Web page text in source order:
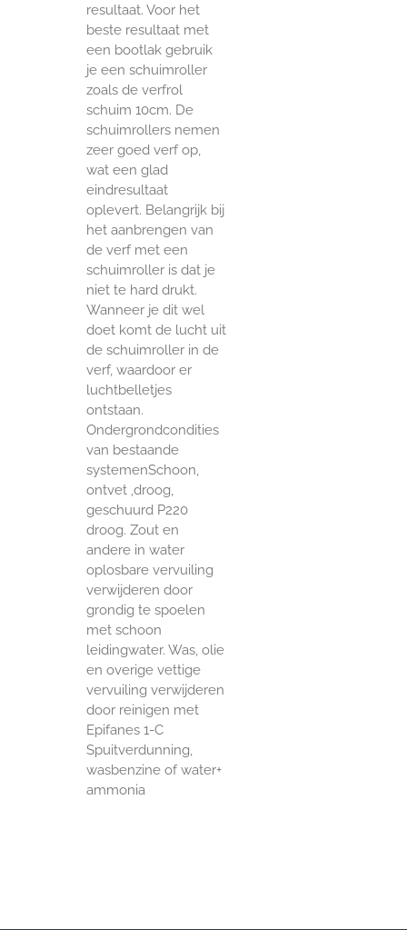
resultaat. Voor het
beste resultaat met
een bootlak gebruik
je een schuimroller
zoals de verfrol
schuim 10cm. De
schuimrollers nemen
zeer goed verf op,
wat een glad
eindresultaat
oplevert. Belangrijk bij
het aanbrengen van
de verf met een
schuimroller is dat je
niet te hard drukt.
Wanneer je dit wel
doet komt de lucht uit
de schuimroller in de
verf, waardoor er
luchtbelletjes
ontstaan.
Ondergrondcondities
van bestaande
systemenSchoon,
ontvet ,droog,
geschuurd P220
droog. Zout en
andere in water
oplosbare vervuiling
verwijderen door
grondig te spoelen
met schoon
leidingwater. Was, olie
en overige vettige
vervuiling verwijderen
door reinigen met
Epifanes 1-C
Spuitverdunning,
wasbenzine of water+
ammonia